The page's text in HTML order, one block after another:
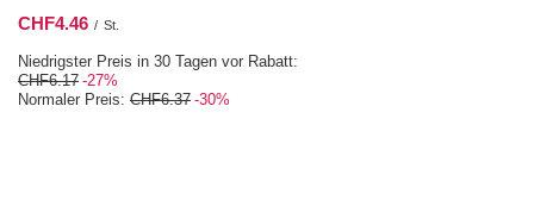
CHF4.46 / St.
Niedrigster Preis in 30 Tagen vor Rabatt:
CHF6.17 -27%
Normaler Preis: CHF6.37 -30%